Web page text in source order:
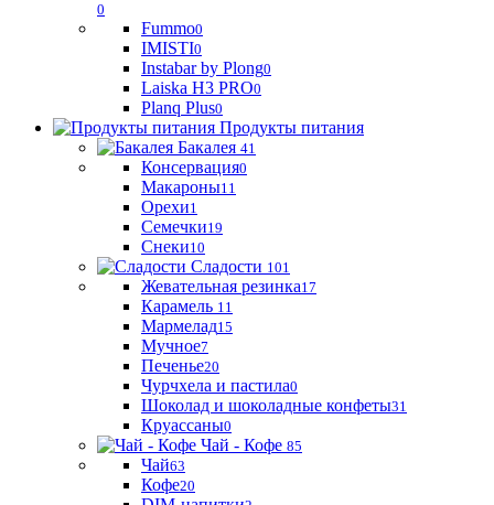
0
Fummo0
IMISTI0
Instabar by Plong0
Laiska H3 PRO0
Planq Plus0
Продукты питания
Бакалея 41
Консервация0
Макароны11
Орехи1
Семечки19
Снеки10
Сладости 101
Жевательная резинка17
Карамель 11
Мармелад15
Мучное7
Печенье20
Чурчхела и пастила0
Шоколад и шоколадные конфеты31
Круассаны0
Чай - Кофе 85
Чай63
Кофе20